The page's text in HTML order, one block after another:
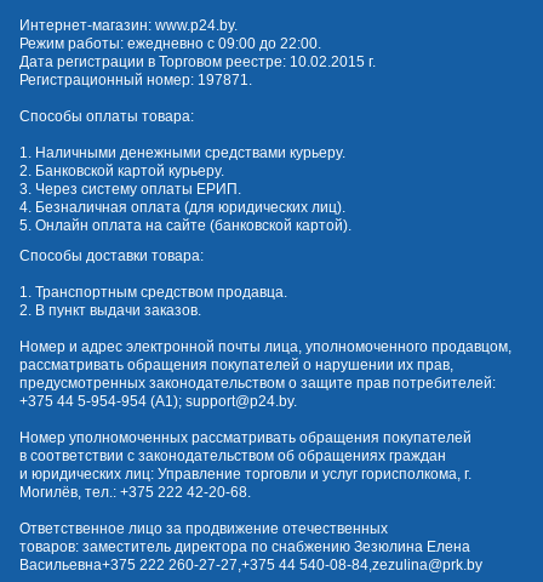
Интернет-магазин: www.p24.by.
Режим работы: ежедневно с 09:00 до 22:00.
Дата регистрации в Торговом реестре: 10.02.2015 г.
Регистрационный номер: 197871.
Способы оплаты товара:
1. Наличными денежными средствами курьеру.
2. Банковской картой курьеру.
3. Через систему оплаты ЕРИП.
4. Безналичная оплата (для юридических лиц).
5. Онлайн оплата на сайте (банковской картой).
Способы доставки товара:
1. Транспортным средством продавца.
2. В пункт выдачи заказов.
Номер и адрес электронной почты лица, уполномоченного продавцом,
рассматривать обращения покупателей о нарушении их прав,
предусмотренных законодательством о защите прав потребителей:
+375 44 5-954-954 (А1); support@p24.by.
Номер уполномоченных рассматривать обращения покупателей
в соответствии с законодательством об обращениях граждан
и юридических лиц: Управление торговли и услуг горисполкома, г.
Могилёв, тел.: +375 222 42-20-68.
Ответственное лицо за продвижение отечественных
товаров: заместитель директора по снабжению Зезюлина Елена
Васильевна+375 222 260-27-27,+375 44 540-08-84,zezulina@prk.by